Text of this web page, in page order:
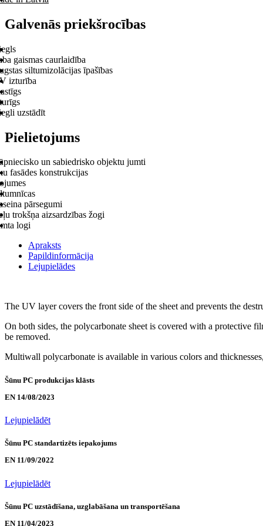
Galvenās priekšrocības
gaismas caurlaidība
siltumizolācijas īpašības
izturība
uzstādīt
Pielietojums
un sabiedrisko objektu jumti
fasādes konstrukcijas
pārsegumi
trokšņa aizsardzības žogi
logi
Apraksts
Papildinformācija
Lejupielādes
The UV layer covers the front side of the sheet and prevents the
On both sides, the polycarbonate sheet is covered with a protective
be removed.
Multiwall polycarbonate is available in various colors and
Šūnu PC produkcijas klāsts
EN 14/08/2023
Lejupielādēt
Šūnu PC standartizēts iepakojums
EN 11/09/2022
Lejupielādēt
Šūnu PC uzstādīšana, uzglabāšana un transportēšana
EN 11/04/2023